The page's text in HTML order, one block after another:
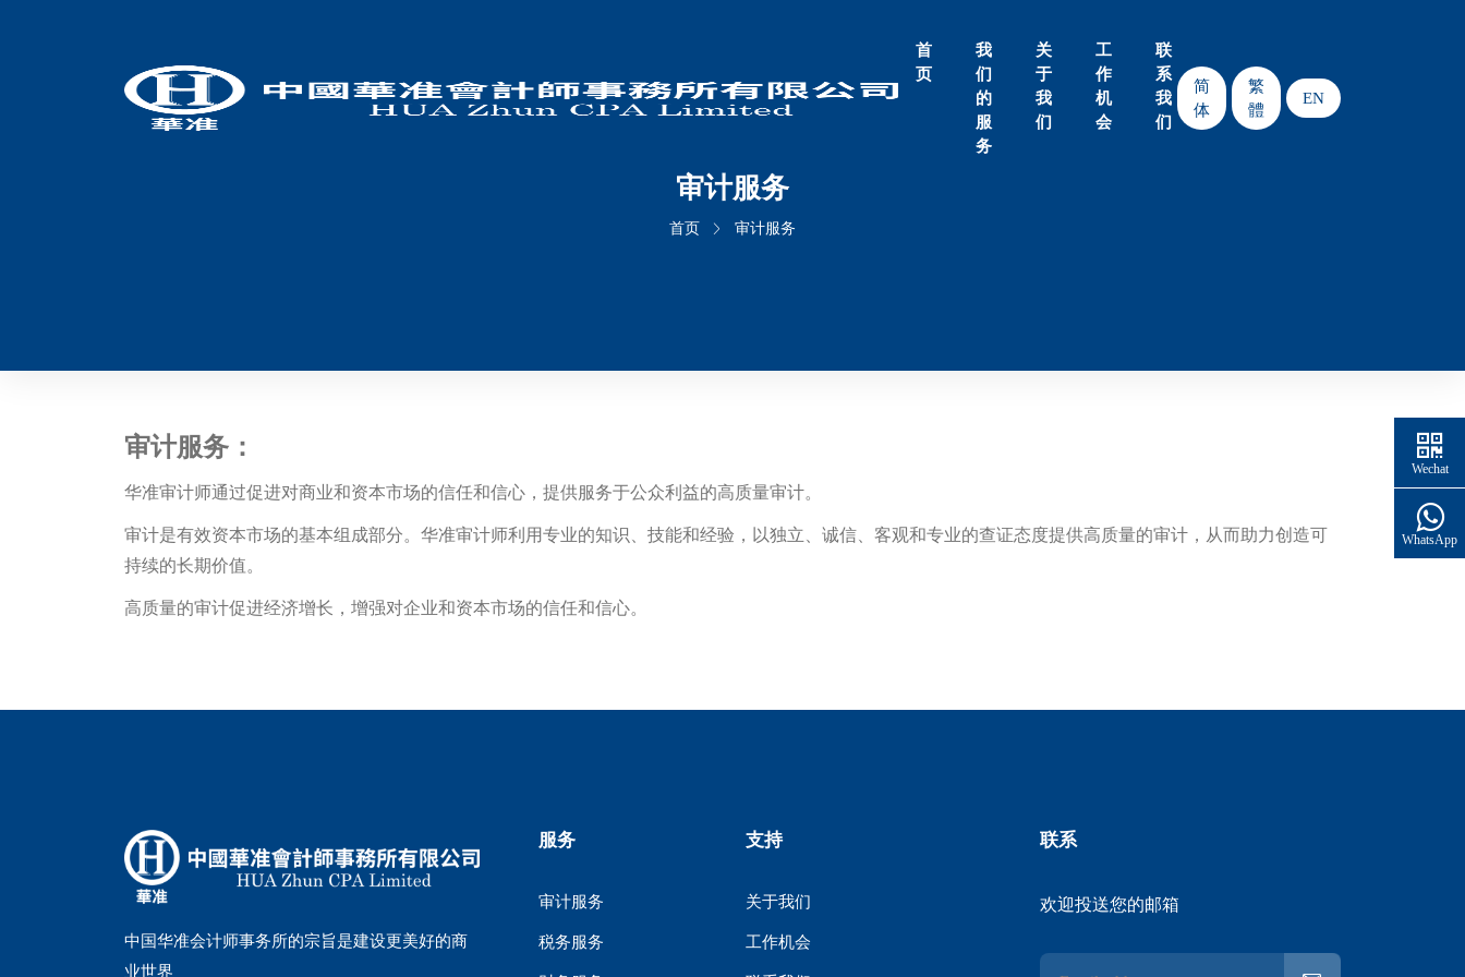
首
页
我
们
的
服
务
关
于
我
们
工
作
机
会
联
系
我
们
简
体
繁
體
EN
审计服务
首页 审计服务
审计服务：
华准审计师通过促进对商业和资本市场的信任和信心，提供服务于公众利益的高质量审计。
审计是有效资本市场的基本组成部分。华准审计师利用专业的知识、技能和经验，以独立、诚信、客观和专业的查证态度提供高质量的审计，从而助力创造可
持续的长期价值。
高质量的审计促进经济增长，增强对企业和资本市场的信任和信心。
中国华准会计师事务所的宗旨是建设更美好的商
业世界
服务
审计服务
税务服务
支持
关于我们
工作机会
联系
欢迎投送您的邮箱
Wechat
WhatsApp